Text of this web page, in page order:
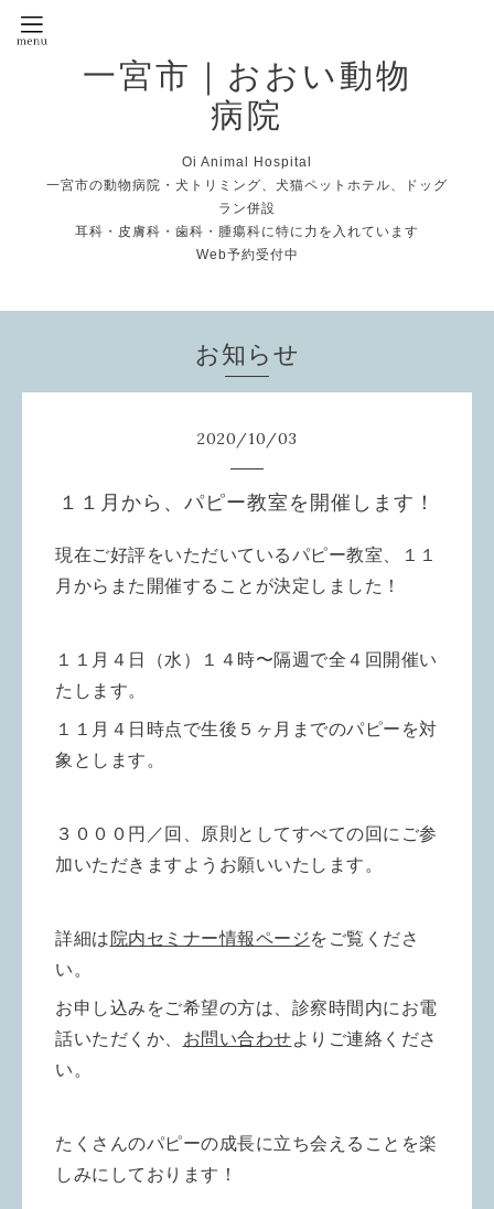
一宮市｜おおい動物
病院
Oi Animal Hospital
一宮市の動物病院・犬トリミング、犬猫ペットホテル、ドッグ
ラン併設
耳科・皮膚科・歯科・腫瘍科に特に力を入れています
Web予約受付中
お知らせ
2020/10/03
１１月から、パピー教室を開催します！
現在ご好評をいただいているパピー教室、１１
月からまた開催することが決定しました！
１１月４日（水）１４時〜隔週で全４回開催い
たします。
１１月４日時点で生後５ヶ月までのパピーを対
象とします。
３０００円／回、原則としてすべての回にご参
加いただきますようお願いいたします。
詳細は 院内セミナー情報ページをご覧くださ
い。
お申し込みをご希望の方は、診察時間内にお電
話いただくか、 お問い合わせよりご連絡くださ
い。
たくさんのパピーの成長に立ち会えることを楽
しみにしております！